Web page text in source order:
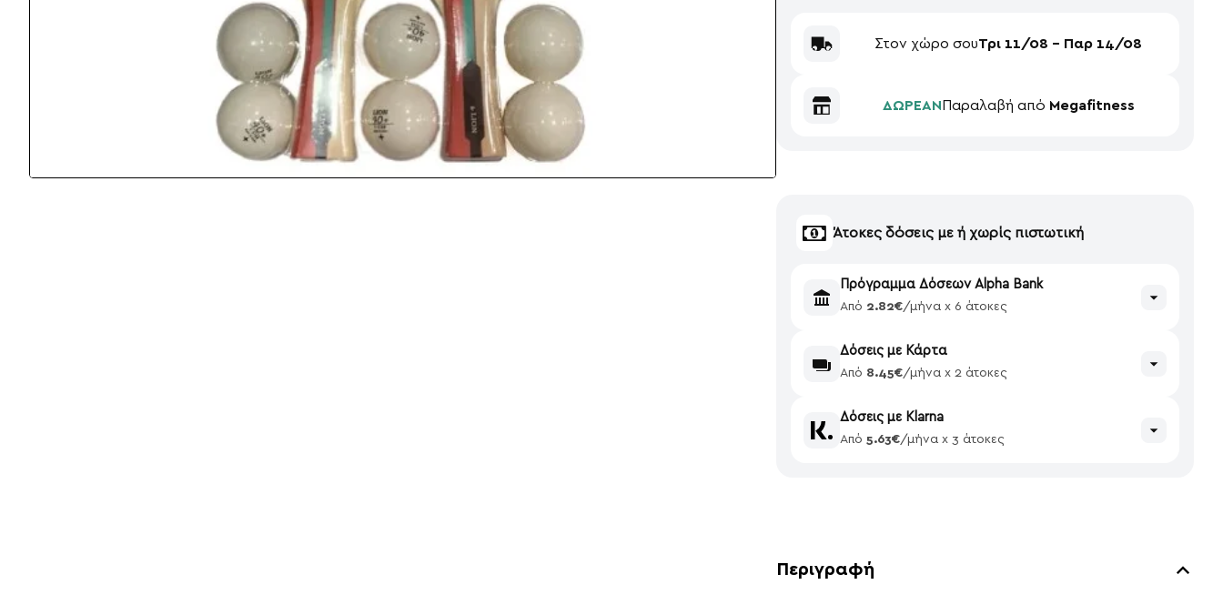
Στον χώρο σουΤρι 11/08 - Παρ 14/08
ΔΩΡΕΑΝ Παραλαβή από Megafitness
Άτοκες δόσεις με ή χωρίς πιστωτική
Πρόγραμμα Δόσεων Alpha Bank
Από 2.82€/μήνα x 6 άτοκες
Δόσεις με Κάρτα
Από 8.45€/μήνα x 2 άτοκες
Δόσεις με Klarna
Από 5.63€/μήνα x 3 άτοκες
Περιγραφή